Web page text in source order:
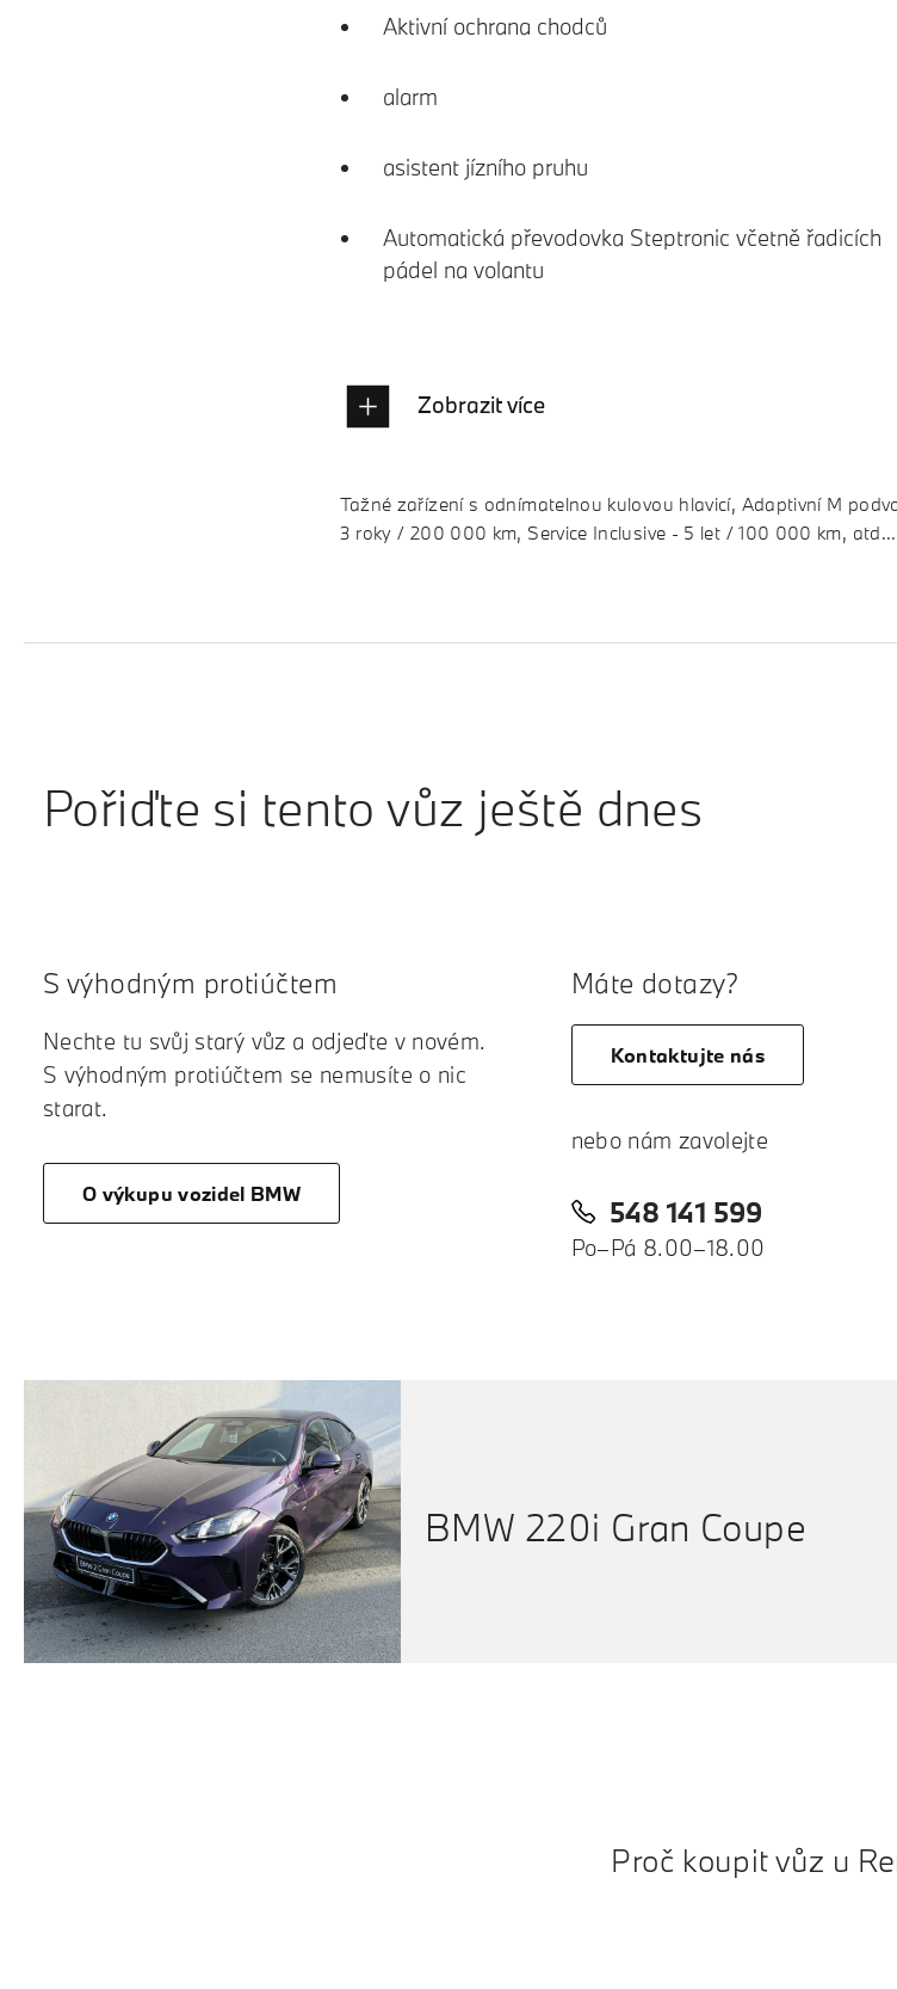
Aktivní ochrana chodců
alarm
asistent jízního pruhu
Automatická převodovka Steptronic včetně řadicích
pádel na volantu
Zobrazit více
Tažné zařízení s odnímatelnou kulovou hlavicí, Adaptivní M
3 roky / 200 000 km, Service Inclusive - 5 let / 100 000 km, atd...
Pořiďte si tento vůz ještě dnes
S výhodným protiúčtem
Nechte tu svůj starý vůz a odjeďte v novém.
S výhodným protiúčtem se nemusíte o nic
starat.
O výkupu vozidel BMW
Máte dotazy?
Kontaktujte nás
nebo nám zavolejte
548 141 599
Po–Pá 8.00–18.00
BMW 220i Gran Coupe
Proč koupit vůz u